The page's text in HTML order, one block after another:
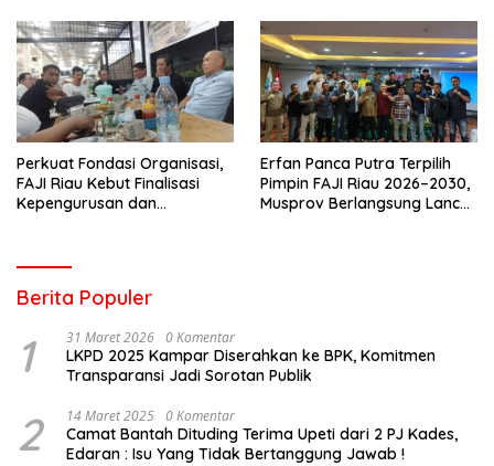
Perkuat Fondasi Organisasi,
FAJI Riau Kebut Finalisasi
Kepengurusan dan
Erfan Panca Putra Terpilih
Pimpin FAJI Riau 2026–2030,
Musprov Berlangsung Lancar
Berita Populer
1 31 Maret 2026 0 Komentar
LKPD 2025 Kampar Diserahkan ke BPK, Komitmen
Transparansi Jadi Sorotan Publik
2 14 Maret 2025 0 Komentar
Camat Bantah Dituding Terima Upeti dari 2 PJ Kades,
Edaran : Isu Yang Tidak Bertanggung Jawab !